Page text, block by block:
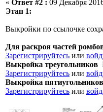
« Ответ #2 : 09 Декабря
Этап 1:
Выкройки по ссылочке
Для раскроя частей
Зарегистрируйтесь или
Выкройка треугольников
Зарегистрируйтесь или
Выкройка пятиугольников
Зарегистрируйтесь или